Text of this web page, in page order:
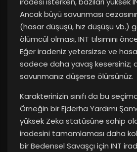
Ancak büyü savunması
(hasar düşüşü, hız düşüşü vb.)
ölümcül olması, INT tılsımını
Eğer iradeniz yetersizse ve
sadece daha yavaş kesersiniz;
savunmanız düşerse ölürsünüz.
Karakterinizin sınıfı da bu
Örneğin bir Ejderha Yardımı
yüksek Zeka statüsüne sahip
iradesini tamamlaması daha
bir Bedensel Savaşçı için INT